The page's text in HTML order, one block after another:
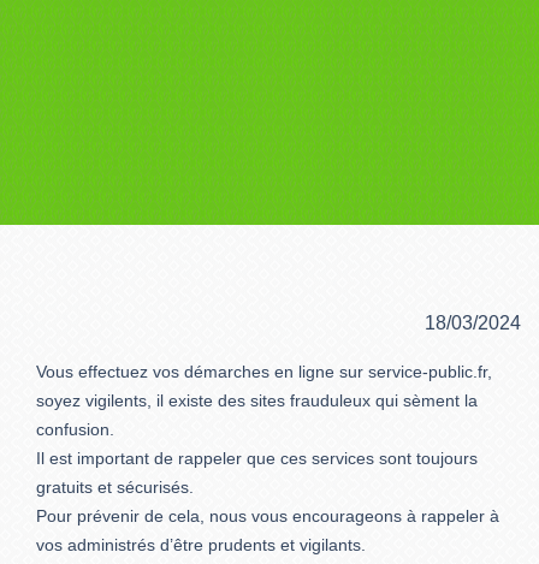
18/03/2024
Vous effectuez vos démarches en ligne sur service-public.fr,
soyez vigilents, il existe des sites frauduleux qui sèment la
confusion.
Il est important de rappeler que ces services sont toujours
gratuits et sécurisés.
Pour prévenir de cela, nous vous encourageons à rappeler à
vos administrés d’être prudents et vigilants.